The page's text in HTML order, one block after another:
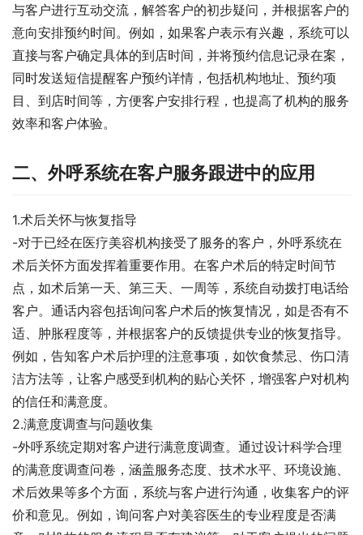
与客户进行互动交流，解答客户的初步疑问，并根据客户的
意向安排预约时间。例如，如果客户表示有兴趣，系统可以
直接与客户确定具体的到店时间，并将预约信息记录在案，
同时发送短信提醒客户预约详情，包括机构地址、预约项
目、到店时间等，方便客户安排行程，也提高了机构的服务
效率和客户体验。
二、外呼系统在客户服务跟进中的应用
1.术后关怀与恢复指导
-对于已经在医疗美容机构接受了服务的客户，外呼系统在
术后关怀方面发挥着重要作用。在客户术后的特定时间节
点，如术后第一天、第三天、一周等，系统自动拨打电话给
客户。通话内容包括询问客户术后的恢复情况，如是否有不
适、肿胀程度等，并根据客户的反馈提供专业的恢复指导。
例如，告知客户术后护理的注意事项，如饮食禁忌、伤口清
洁方法等，让客户感受到机构的贴心关怀，增强客户对机构
的信任和满意度。
2.满意度调查与问题收集
-外呼系统定期对客户进行满意度调查。通过设计科学合理
的满意度调查问卷，涵盖服务态度、技术水平、环境设施、
术后效果等多个方面，系统与客户进行沟通，收集客户的评
价和意见。例如，询问客户对美容医生的专业程度是否满